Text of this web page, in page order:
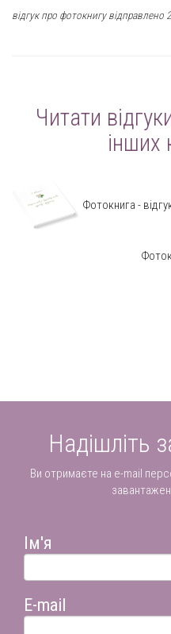
відгук про фотокнигу відправлено
Читати
інших
Фотокнига -
Надішліть
Ви отримаєте на e-mail
Ім'я
E-mail